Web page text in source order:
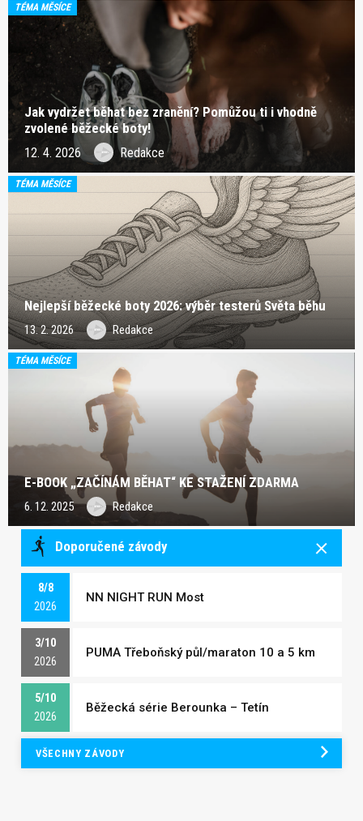
TÉMA MĚSÍCE
Jak vydržet běhat bez zranění? Pomůžou ti i vhodně
zvolené běžecké boty!
12. 4. 2026 Redakce
TÉMA MĚSÍCE
Nejlepší běžecké boty 2026: výběr testerů Světa běhu
13. 2. 2026 Redakce
TÉMA MĚSÍCE
E-BOOK „ZAČÍNÁM BĚHAT“ KE STAŽENÍ ZDARMA
6. 12. 2025 Redakce
Doporučené závody
8/8
2026
NN NIGHT RUN Most
3/10
2026
PUMA Třeboňský půl/maraton 10 a 5 km
5/10
2026
Běžecká série Berounka – Tetín
VŠECHNY ZÁVODY